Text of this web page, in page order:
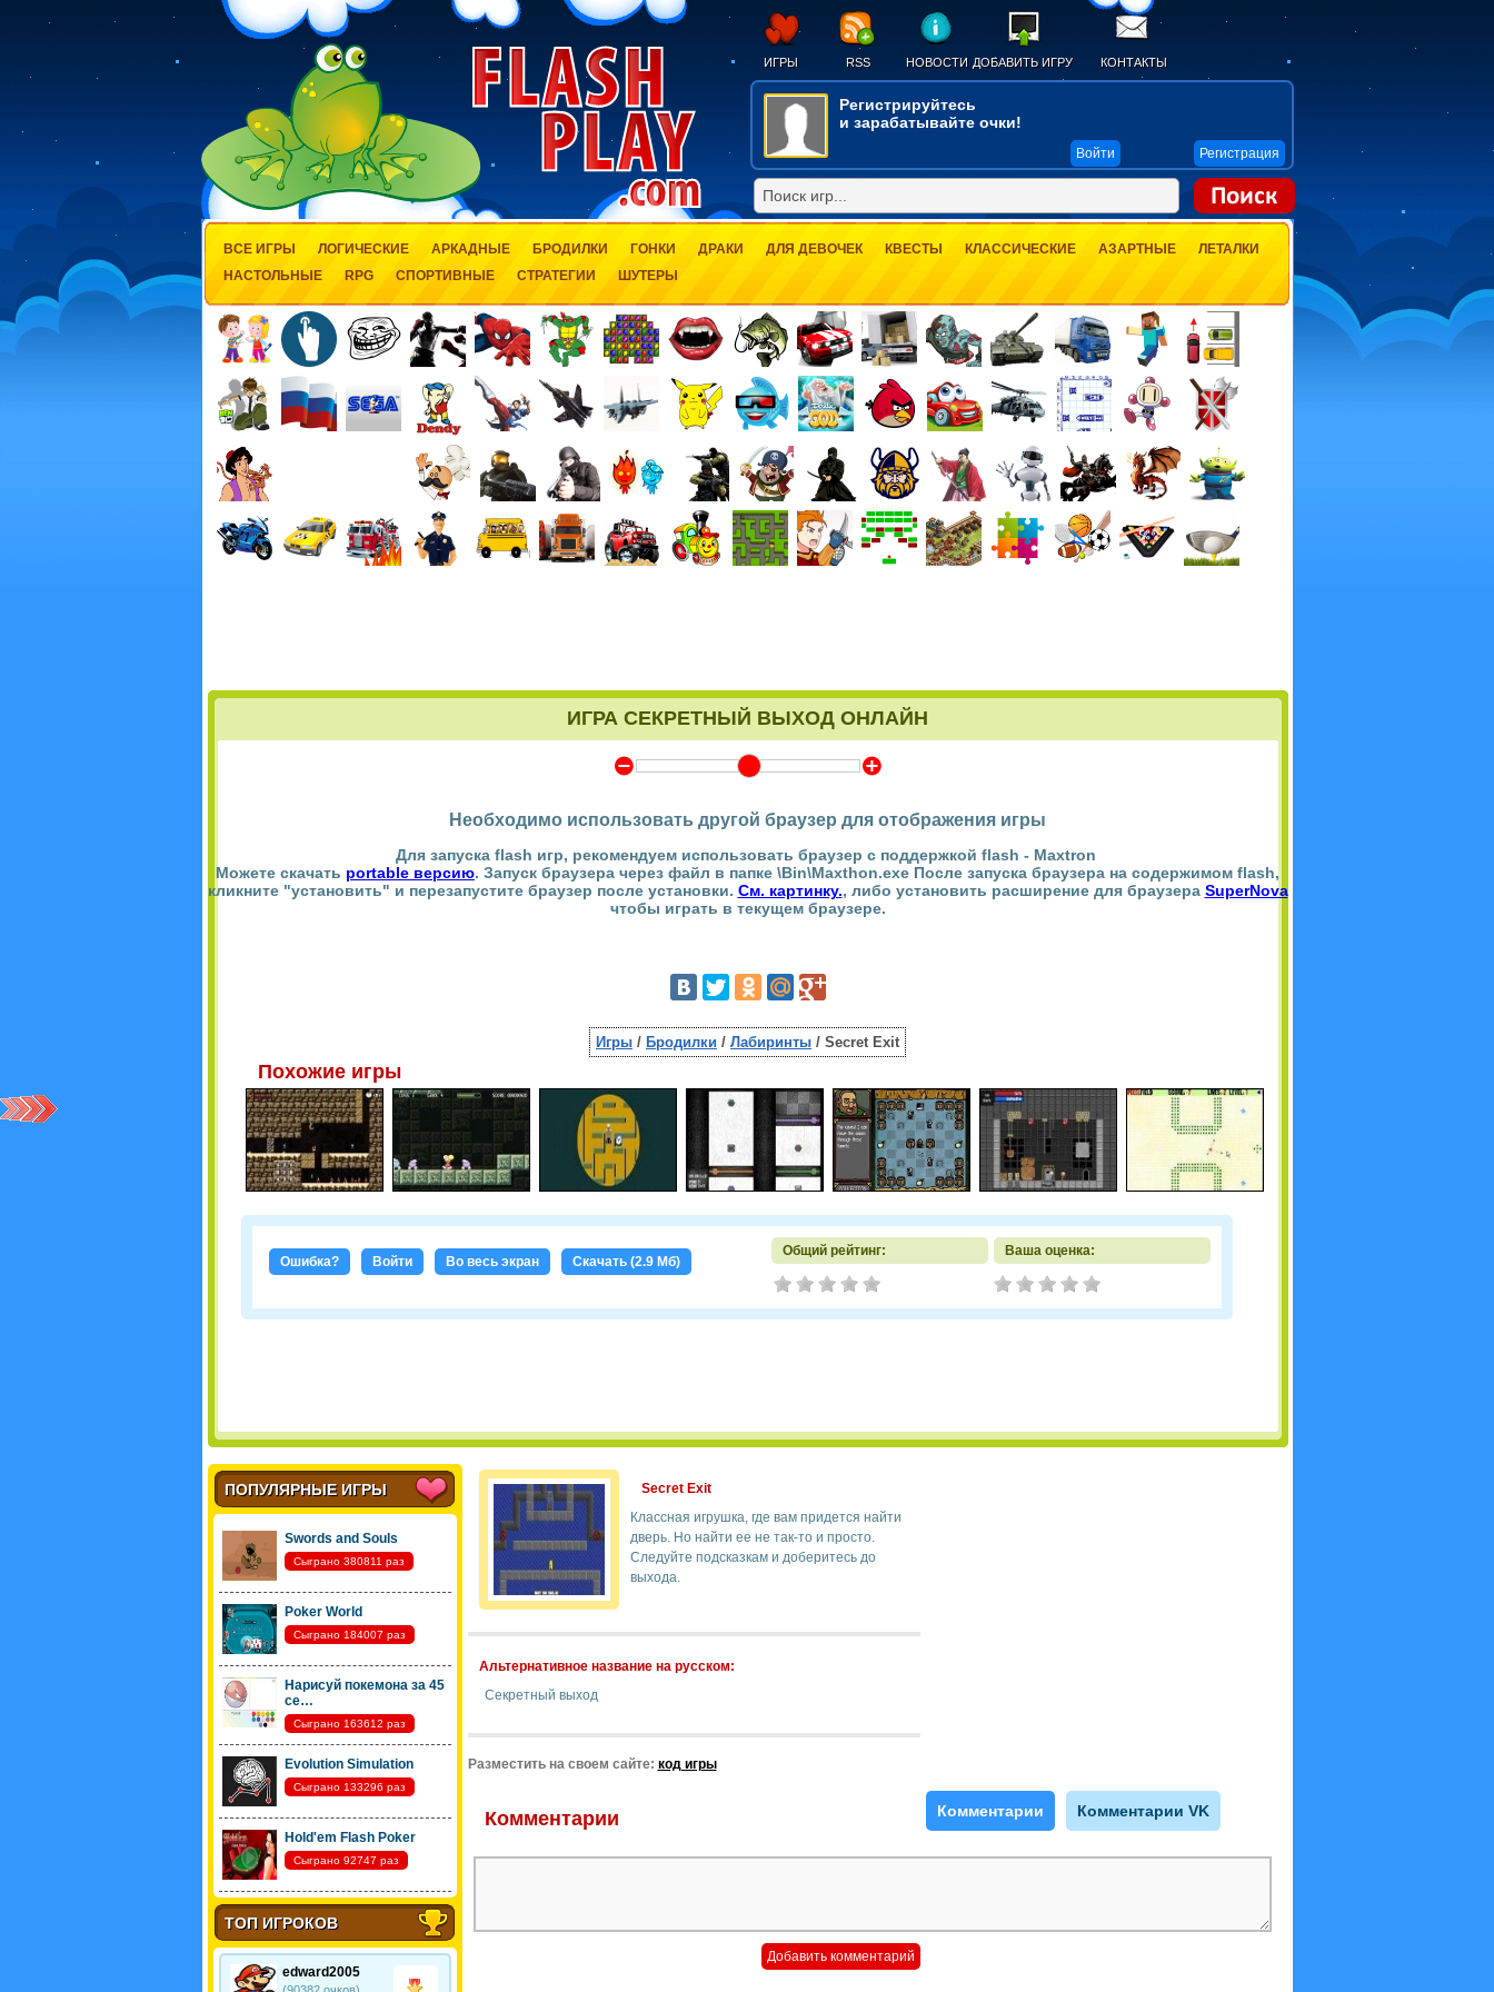
ИГРЫ RSS НОВОСТИ ДОБАВИТЬ ИГРУ КОНТАКТЫ
Регистрируйтесь
и зарабатывайте очки!
Войти Регистрация
ВСЕ ИГРЫ ЛОГИЧЕСКИЕ АРКАДНЫЕ БРОДИЛКИ ГОНКИ ДРАКИ ДЛЯ ДЕВОЧЕК КВЕСТЫ КЛАССИЧЕСКИЕ АЗАРТНЫЕ
ЛЕТАЛКИ
НАСТОЛЬНЫЕ
RPG СПОРТИВНЫЕ СТРАТЕГИИ ШУТЕРЫ
ИГРА СЕКРЕТНЫЙ ВЫХОД ОНЛАЙН
Y Z
Необходимо использовать другой браузер для отображения игры
Для запуска flash игр, рекомендуем использовать браузер с поддержкой flash - Maxtron
Можете скачать portable версию. Запуск браузера через файл в папке \Bin\Maxthon.exe После запуска браузера на содержимом flash,
кликните "установить" и перезапустите браузер после установки. См. картинку., либо установить расширение для браузера SuperNova
чтобы играть в текущем браузере.
Игры / Бродилки / Лабиринты / Secret Exit
Похожие игры
Ошибка? Войти Во весь экран Скачать (2.9 Мб)
Общий рейтинг: Ваша оценка:
ПОПУЛЯРНЫЕ ИГРЫ
Swords and Souls
Сыграно 380811 раз
Poker World
Сыграно 184007 раз
Нарисуй покемона за 45
се…
Сыграно 163612 раз
Evolution Simulation
Сыграно 133296 раз
Hold'em Flash Poker
Сыграно 92747 раз
ТОП ИГРОКОВ
edward2005
Secret Exit
Классная игрушка, где вам придется найти
дверь. Но найти ее не так-то и просто.
Следуйте подсказкам и доберитесь до
выхода.
Альтернативное название на русском:
Секретный выход
Разместить на своем сайте: код игры
Комментарии Комментарии Комментарии VK